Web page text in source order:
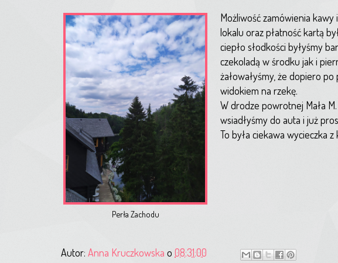
Perła Zachodu
Możliwość zamówienia
lokalu oraz płatność kartą
ciepło słodkości byłyśmy
czekoladą w środku jak i
żałowałyśmy, że dopiero
widokiem na rzekę.
W drodze powrotnej Mała
wsiadłyśmy do auta i już
To była ciekawa wycieczka
Autor: Anna Kruczkowska o 08:31:00